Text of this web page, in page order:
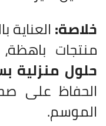
خلاصة:
منتجات
حلول منزلية
الحفاظ على
الموسم.